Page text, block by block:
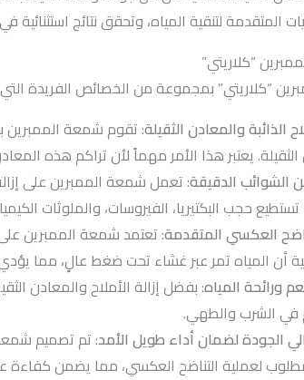
المتقدمة لتنقية المياه، وتحقق نتائج
“كلاريتي”
“كلاريتي” بمجموعة من الخصائص الفريدة
الذائبة والمعادن الثقيلة: تقوم شمعة الممبرين
يعتبر هذا الأمر مهماً لأن تراكم هذه
الشوائب الدقيقة
حجب البكتيريا، الفيروسات، والملوثات
العكسي المتقدمة: تعتمد شمعة الممبرين على
أن المياه تمر عبر غشاء تحت ضغط عالٍ، مما
ورائحة المياه: بفضل إزالة الأملاح والمعادن
في الشرب والطهي.
الجودة لضمان أداء طويل الأمد: تم تصميم
لعملية التناضح العكسي، مما يضمن كفاءة